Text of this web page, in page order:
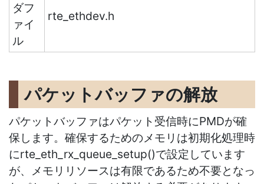
ダフ
ァイ
ル
rte_ethdev.h
パケットバッファの解放
パケットバッファはパケット受信時にPMDが確
保します。確保するためのメモリは初期化処理時
にrte_eth_rx_queue_setup()で設定しています
が、メモリリソースは有限であるため不要となっ